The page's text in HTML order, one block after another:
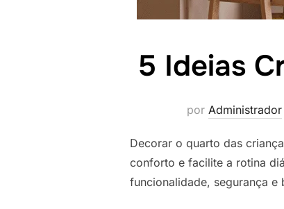
5 Ideias
por Administrador
Decorar o quarto das
conforto e facilite a rotina
funcionalidade, segurança